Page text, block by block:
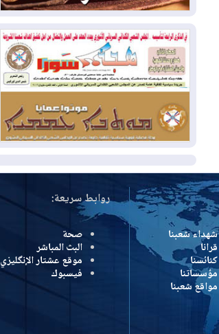
2026-08-02ترامب: الولايات المتحدة
وإسرائيل تعلقان شن ضربات على إيران
2026-08-01تقرير: الولايات المتحدة تسحب
منظومة باتريوت الدفاعية من أربيل
2026-08-01
النفط: اتفاقية ثلاثية لاستئناف
التصدير عبر جيهان بطاقة 750 ألف برميل
يومياً
المزيد
شهداء شعبنا
قرانا
كنائسنا
مؤسساتنا
مواقع شعبنا
روابط سريعة:
صحة
البث المباشر
موقع عشتار الإنگليزي
فيسبوك